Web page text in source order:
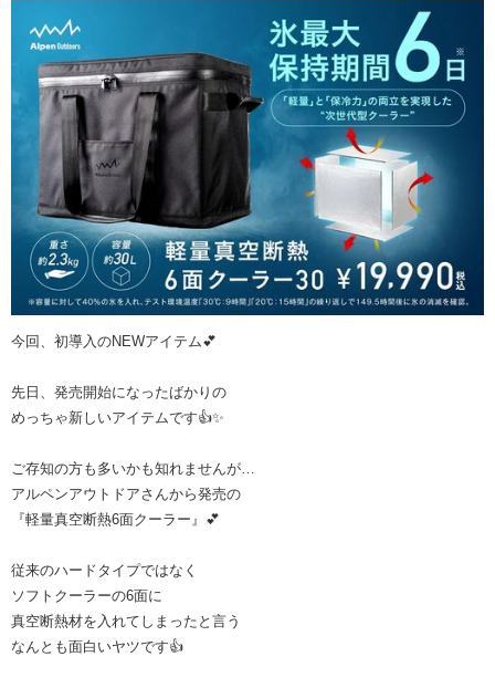
今回、初導入のNEWアイテム💕
先日、発売開始になったばかりの
めっちゃ新しいアイテムです👍✨
ご存知の方も多いかも知れませんが…
アルペンアウトドアさんから発売の
『軽量真空断熱6面クーラー』💕
従来のハードタイプではなく
ソフトクーラーの6面に
真空断熱材を入れてしまったと言う
なんとも面白いヤツです👍